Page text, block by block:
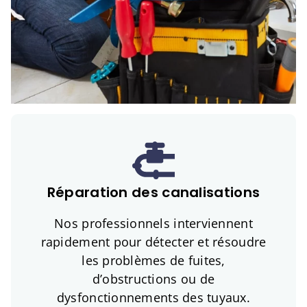
Réparation des canalisations
Nos professionnels interviennent
rapidement pour détecter et résoudre
les problèmes de fuites,
d’obstructions ou de
dysfonctionnements des tuyaux.